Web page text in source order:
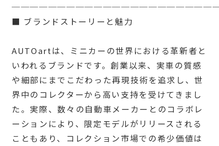
■ ブランドストーリーと魅力
AUTOartは、ミニカーの世界における革新者と
いわれるブランドです。創業以来、実車の質感
や細部にまでこだわった再現技術を追求し、世
界中のコレクターから高い支持を受けてきまし
た。実際、数々の自動車メーカーとのコラボレ
ーションにより、限定モデルがリリースされる
こともあり、コレクション市場での希少価値は